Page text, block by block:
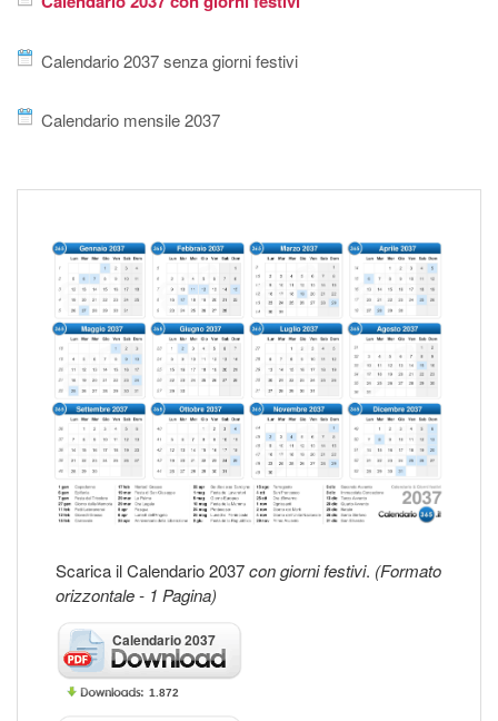
Calendario 2037 senza giorni festivi
Calendario mensile 2037
Scarica il Calendario 2037con giorni festivi. (Formato
orizzontale - 1 Pagina)
Calendario 2037
1.872